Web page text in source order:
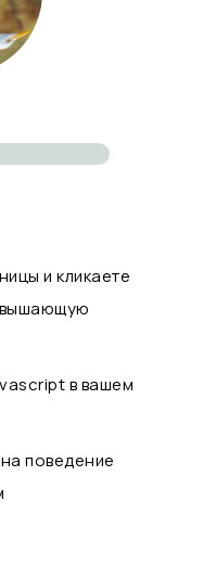
и кликаете
в вашем
поведение